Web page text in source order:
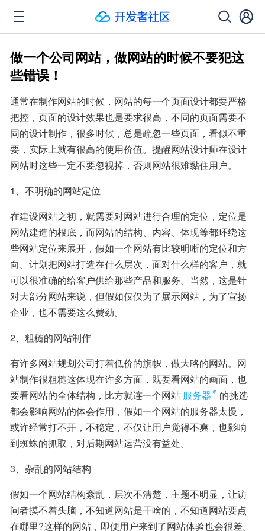
做一个公司网站，做网站的时候不要犯这
些错误！
通常在制作网站的时候，网站的每一个页面设计都要严格
把控，页面的设计效果也是要求很高，不同的页面需要不
同的设计制作，很多时候，总是疏忽一些页面，看似不重
要，实际上就有很高的使用价值。提醒网站设计师在设计
网站时这些一定不要忽视掉，否则网站很难黏住用户。
1、不明确的网站定位
在建设网站之初，就需要对网站进行合理的定位，定位是
网站建造的根底，而网站的结构、内容、体现等都环绕这
些网站定位来展开，假如一个网站有比较明晰的定位和方
向。计划把网站打造在什么层次，面对什么样的客户，就
可以很准确的给客户供给那些产品和服务。当然，这是针
对大部分网站来说，但假如仅仅为了展示网站，为了宣扬
企业，也不需要这么费劲。
2、粗糙的网站制作
有许多网站规划公司打着低价的旗帜，做大略的网站。网
站制作很粗糙这体现在许多方面，既要看网站的画面，也
要看网站的全体结构，比方就连一个网站 服务器
的挑选
都会影响网站的体会作用，假如一个网站的服务器太慢，
或许经常打不开，不稳定，不仅让用户觉得不爽，也影响
到蜘蛛的抓取，对后期网站运营没有益处。
3、杂乱的网站结构
假如一个网站结构紊乱，层次不清楚，主题不明显，让访
问者摸不着头脑，不知道网站是干啥的，不知道网站要点
在哪里?这样的网站，即便用户来到了网站体验也会很差。